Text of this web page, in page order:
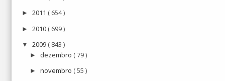
► 2011 ( 654 )
► 2010 ( 699 )
▼ 2009 ( 843 )
► dezembro ( 79 )
► novembro ( 55 )